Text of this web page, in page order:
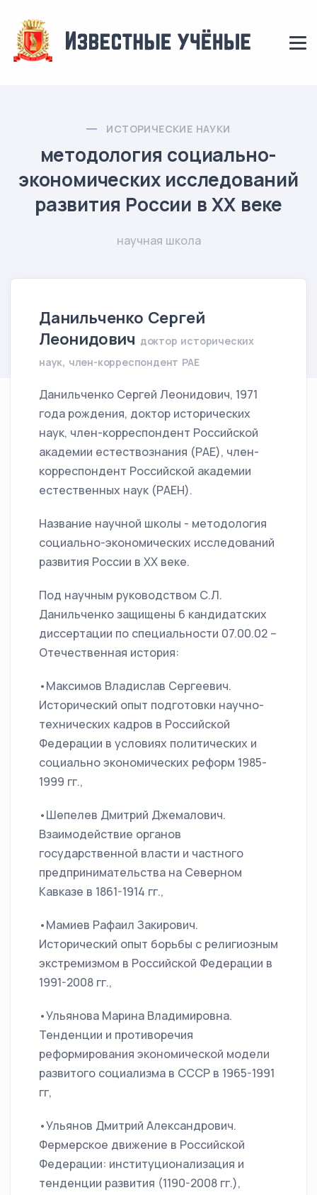
ИСТОРИЧЕСКИЕ НАУКИ
методология социально-
экономических исследований
развития России в XX веке
научная школа
Данильченко Сергей
Леонидович доктор исторических
наук, член-корреспондент РАЕ
Данильченко Сергей Леонидович, 1971
года рождения, доктор исторических
наук, член-корреспондент Российской
академии естествознания (РАЕ), член-
корреспондент Российской академии
естественных наук (РАЕН).
Название научной школы - методология
социально-экономических исследований
развития России в XX веке.
Под научным руководством С.Л.
Данильченко защищены 6 кандидатских
диссертации по специальности 07.00.02 –
Отечественная история:
•Максимов Владислав Сергеевич.
Исторический опыт подготовки научно-
технических кадров в Российской
Федерации в условиях политических и
социально экономических реформ 1985-
1999 гг.,
•Шепелев Дмитрий Джемалович.
Взаимодействие органов
государственной власти и частного
предпринимательства на Северном
Кавказе в 1861-1914 гг.,
•Мамиев Рафаил Закирович.
Исторический опыт борьбы с религиозным
экстремизмом в Российской Федерации в
1991-2008 гг.,
•Ульянова Марина Владимировна.
Тенденции и противоречия
реформирования экономической модели
развитого социализма в СССР в 1965-1991
гг,
•Ульянов Дмитрий Александрович.
Фермерское движение в Российской
Федерации: институционализация и
тенденции развития (1190-2008 гг.),